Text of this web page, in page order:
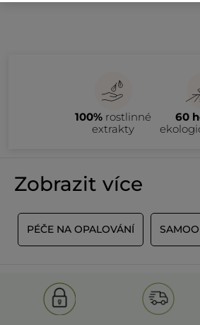
100% rostlinné
extrakty
60
Zobrazit více
PÉČE NA OPALOVÁNÍ